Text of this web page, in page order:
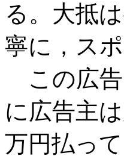
る。大抵
寧に，ス
この広告
に広告主
万円払っ